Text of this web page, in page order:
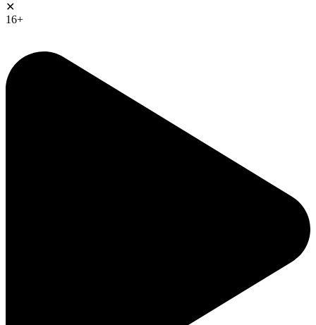
✕
16+